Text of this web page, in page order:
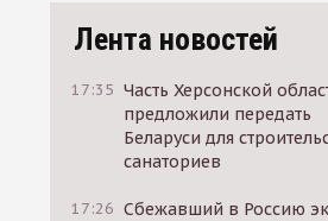
Лента новостей
17:35 Часть Херсонской
предложили передать
Беларуси для
санаториев
17:26 Сбежавший в Россию